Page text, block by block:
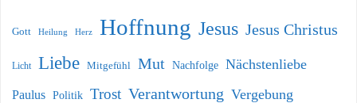
Gott Heilung Herz Hoffnung Jesus Jesus Christus
Licht Liebe Mitgefühl Mut Nachfolge Nächstenliebe
Paulus Politik Trost Verantwortung Vergebung